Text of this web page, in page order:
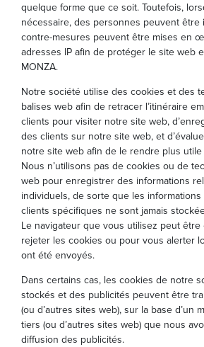
quelque forme que ce soit. Toutefois,
nécessaire, des personnes peuvent être
contre-mesures peuvent être mises en
adresses IP afin de protéger le site web
MONZA.
Notre société utilise des cookies et des
balises web afin de retracer l’itinéraire
clients pour visiter notre site web,
des clients sur notre site web, et
notre site web afin de le rendre plus
Nous n’utilisons pas de cookies ou de
web pour enregistrer des informations
individuels, de sorte que les informations
clients spécifiques ne sont jamais
Le navigateur que vous utilisez peut
rejeter les cookies ou pour vous alerter
ont été envoyés.
Dans certains cas, les cookies de notre
stockés et des publicités peuvent être
(ou d’autres sites web), sur la base d’un
tiers (ou d’autres sites web) que nous
diffusion des publicités.